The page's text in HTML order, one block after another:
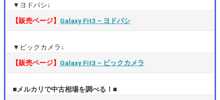
▼ヨドバシ↓
【販売ページ】 Galaxy Fit3 – ヨドバシ
▼ビックカメラ↓
【販売ページ】 Galaxy Fit3 – ビックカメラ
■メルカリで中古相場を調べる！■